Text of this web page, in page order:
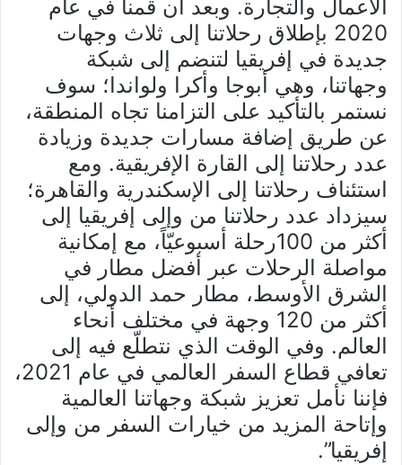
الأعمال والتجارة. وبعد أن قمنا في عام
2020 بإطلاق رحلاتنا إلى ثلاث وجهات
جديدة في إفريقيا لتنضم إلى شبكة
وجهاتنا، وهي أبوجا وأكرا ولواندا؛ سوف
نستمر بالتأكيد على التزامنا تجاه المنطقة،
عن طريق إضافة مسارات جديدة وزيادة
عدد رحلاتنا إلى القارة الإفريقية. ومع
استئناف رحلاتنا إلى الإسكندرية والقاهرة؛
سيزداد عدد رحلاتنا من وإلى إفريقيا إلى
أكثر من 100رحلة أسبوعيّاً، مع إمكانية
مواصلة الرحلات عبر أفضل مطار في
الشرق الأوسط، مطار حمد الدولي، إلى
أكثر من 120 وجهة في مختلف أنحاء
العالم. وفي الوقت الذي نتطلّع فيه إلى
تعافي قطاع السفر العالمي في عام 2021،
فإننا نأمل تعزيز شبكة وجهاتنا العالمية
وإتاحة المزيد من خيارات السفر من وإلى
إفريقيا”.